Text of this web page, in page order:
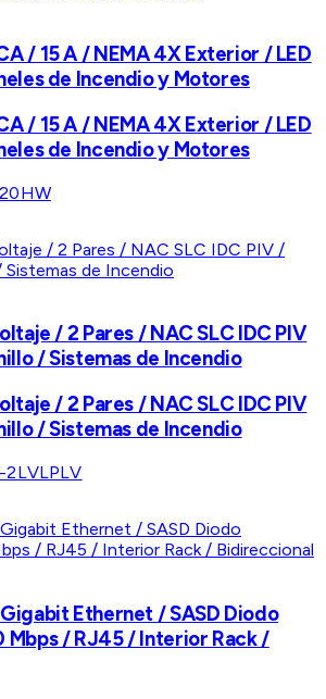
/ 15 A / NEMA 4X Exterior / LED
de Incendio y Motores
/ 15 A / NEMA 4X Exterior / LED
de Incendio y Motores
/ 2 Pares / NAC SLC IDC PIV
/ Sistemas de Incendio
/ 2 Pares / NAC SLC IDC PIV
/ Sistemas de Incendio
2LVLPLV
Ethernet / SASD Diodo
Mbps / RJ45 / Interior Rack /